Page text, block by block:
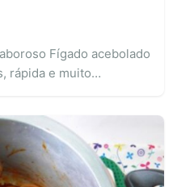
Fígado acebolado
rápida e muito…